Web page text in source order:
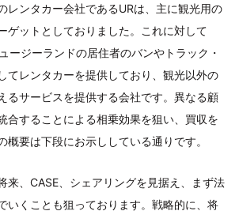
レンタカー会社であるURは、主に観光用の
ゲットとしておりました。これに対して
ージーランドの居住者のバンやトラック・
てレンタカーを提供しており、観光以外の
るサービスを提供する会社です。異なる顧
合することによる相乗効果を狙い、買収を
概要は下段にお示ししている通りです。
来、CASE、シェアリングを見据え、まず法
いくことも狙っております。戦略的に、将